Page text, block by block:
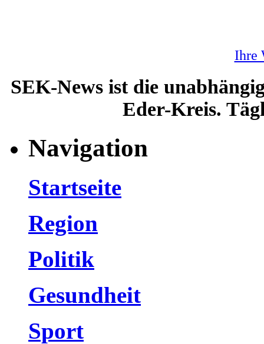
Ihre
SEK-News ist die
Eder-Kreis.
Navigation
Startseite
Region
Politik
Gesundheit
Sport